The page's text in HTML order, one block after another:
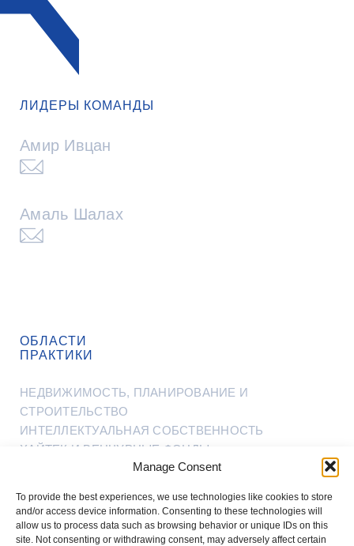
Manage Consent
To provide the best experiences, we use technologies like cookies to store
and/or access device information. Consenting to these technologies will
allow us to process data such as browsing behavior or unique IDs on this
site. Not consenting or withdrawing consent, may adversely affect certain
ЛИДЕРЫ КОМАНДЫ
Амир Ивцан
Нажмите
отправить
электронное
Амаль Шалах
Нажмите
письмо
Амаль
ОБЛАСТИ
ПРАКТИКИ
НЕДВИЖИМОСТЬ, ПЛАНИРОВАНИЕ И
СТРОИТЕЛЬСТВО
ИНТЕЛЛЕКТУАЛЬНАЯ СОБСТВЕННОСТЬ
ХАЙТЕК И ВЕНЧУРНЫЕ ФОНДЫ
НАСЛЕДСТВА, ЗАВЕЩАНИЯ И ДОВЕРЕННОСТИ
СУДЕБНЫЕ СПОРЫ
ПРО БОНО